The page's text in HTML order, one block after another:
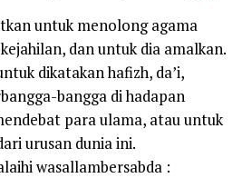
untuk menolong agama
dan untuk dia amalkan.
dikatakan hafizh, da’i,
bangga di hadapan
para ulama, atau untuk
urusan dunia ini.
wasallambersabda :